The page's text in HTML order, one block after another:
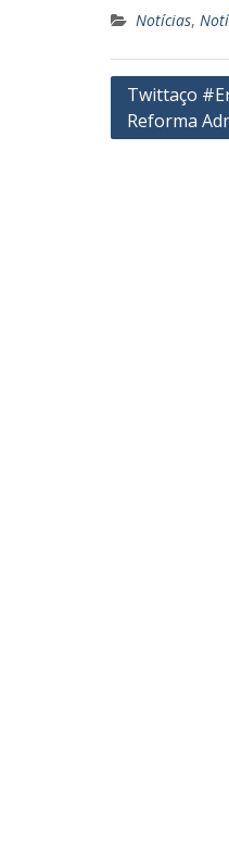
Notícias,
Navegação
de
Twittaço
Reforma